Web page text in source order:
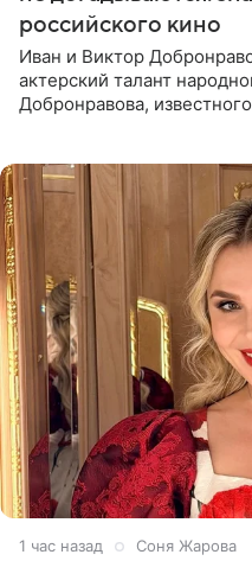
российского кино
Иван и Виктор
актерский талант
Добронравова,
1 час назад Соня Жарова